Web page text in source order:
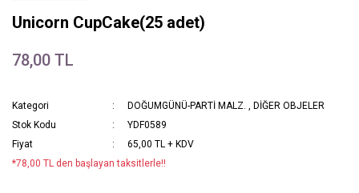
Unicorn CupCake(25 adet)
78,00 TL
Kategori DOĞUMGÜNÜ-PARTİ MALZ. , DİĞER OBJELER
Stok Kodu
YDF0589
Fiyat
65,00 TL + KDV
*78,00 TL den başlayan taksitlerle!!